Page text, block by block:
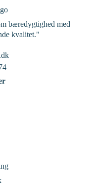
bæredygtighed med
kvalitet."